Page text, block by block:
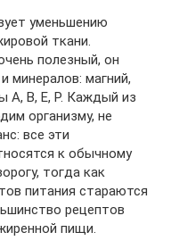
уменьшению
ткани.
полезный, он
минералов: магний,
A, B, E, P. Каждый из
организму, не
все эти
к обычному
тогда как
питания стараются
рецептов
пищи.